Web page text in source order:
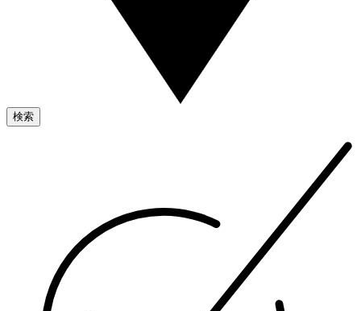
検索